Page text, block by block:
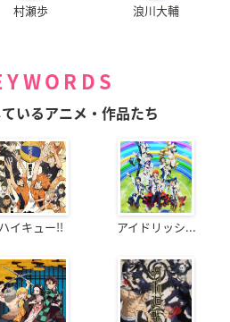
村瀬歩 浪川大輔
いるアニメ・作品たち
ハイキュー!! アイドリッシ...